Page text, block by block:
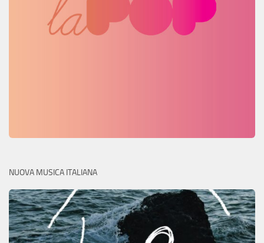
NUOVA MUSICA ITALIANA